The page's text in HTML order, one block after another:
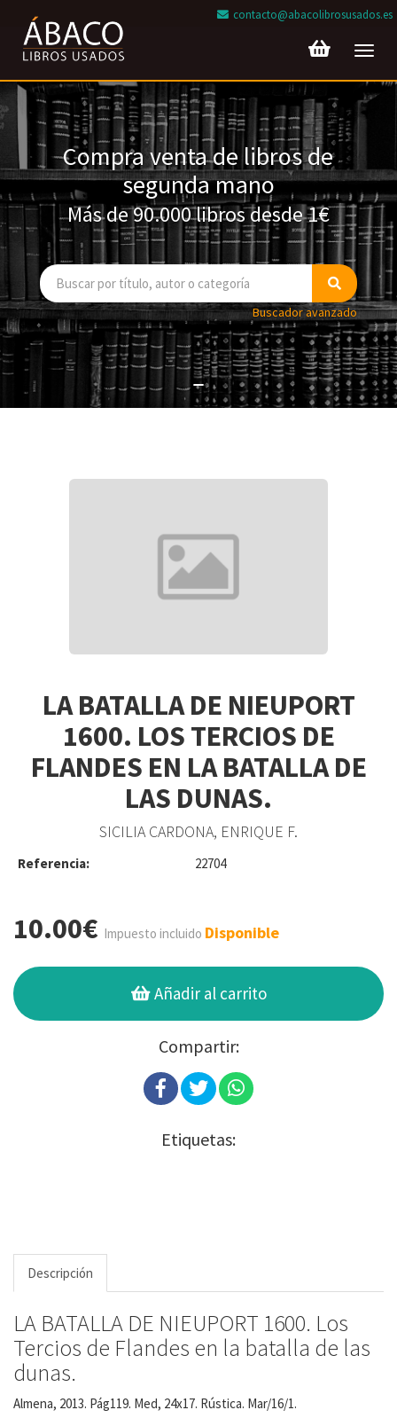
contacto@abacolibrosusados.es
Compra venta de libros de
segunda mano
Más de 90.000 libros desde 1€
Buscador avanzado
LA BATALLA DE NIEUPORT
1600. LOS TERCIOS DE
FLANDES EN LA BATALLA DE
LAS DUNAS.
SICILIA CARDONA, ENRIQUE F.
Referencia: 22704
10.00€ Impuesto incluido Disponible
Añadir al carrito
Compartir:
Etiquetas:
Descripción
LA BATALLA DE NIEUPORT 1600. Los
Tercios de Flandes en la batalla de las
dunas.
Almena, 2013. Pág119. Med, 24x17. Rústica. Mar/16/1.